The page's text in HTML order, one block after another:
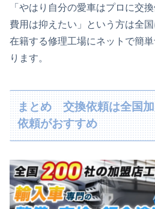
「やはり自分の愛車はプロに交
費用は抑えたい」という方は全
在籍する修理工場にネットで簡
ります。
まとめ 交換依頼は全国
依頼がおすすめ